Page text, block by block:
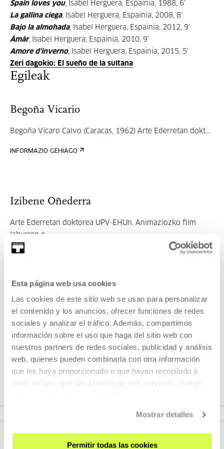
Esta página web usa cookies
Las cookies de este sitio web se usan para personalizar
el contenido y los anuncios, ofrecer funciones de redes
sociales y analizar el tráfico. Además, compartimos
información sobre el uso que haga del sitio web con
nuestros partners de redes sociales, publicidad y análisis
web, quienes pueden combinarla con otra información
que les haya proporcionado o que hayan recopilado a
partir del uso que haya hecho de sus servicios. Puede
Mostrar detalles
Permitir todas las cookies
Spain loves you, Isabel Herguera, Espainia, 1988, 6'
La gallina ciega, Isabel Herguera, Espainia, 2008, 8'
Bajo la almohada, Isabel Herguera, Espainia, 2012, 9'
Ámár, Isabel Herguera, Espainia, 2010, 9'
Amore d'inverno, Isabel Herguera, Espainia, 2015, 5'
Zeri dagokio: El sueño de la sultana
Egileak
Begoña Vicario
Begoña Vicaro Calvo (Caracas, 1962) Arte Ederretan dokt...
INFORMAZIO GEHIAGO
Izibene Oñederra
Arte Ederretan doktorea UPV-EHUn. Animaziozko film
laburren e...
INFORMAZIO GEHIAGO
Zeri dagokio: Erakusketa: El
sueño de la sultana
Isabel Herguera (Donostia, 1961) artista eta zine-
zuzendariaren
El sueño de la sultana
filmaren sortze-
prozesuan oinarritutako erakusketa.